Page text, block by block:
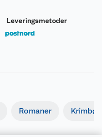
Leveringsmetoder
Romaner